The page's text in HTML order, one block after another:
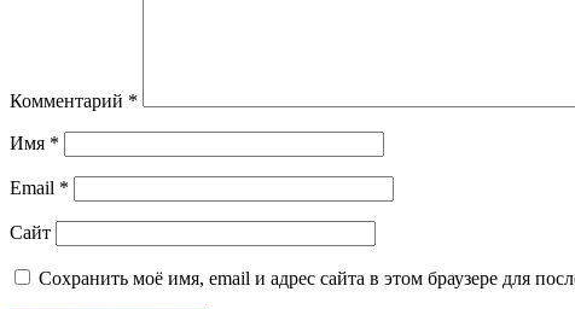
Комментарий *
Имя *
Email *
Сайт
Сохранить моё имя, email и адрес сайта в этом браузере для